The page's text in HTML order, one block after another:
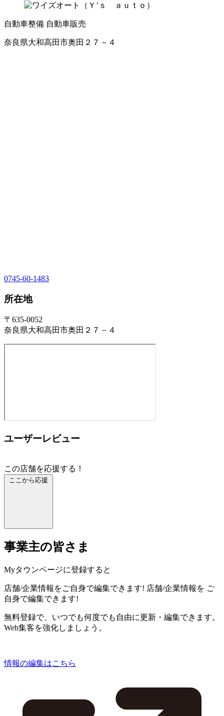
自動車整備 自動車販売
奈良県大和高田市奥田２７－４
0745-60-1483
所在地
〒635-0052
奈良県大和高田市奥田２７－４
ユーザーレビュー
この店舗を応援する！
ここから応援
事業主の皆さま
Myタウンページに登録すると
店舗/企業情報をご自身で編集できます! 店舗/企業情報を ご
自身で編集できます!
無料登録で、いつでも何度でも自由に更新・編集できます。
Web集客を強化しましょう。
情報の編集はこちら